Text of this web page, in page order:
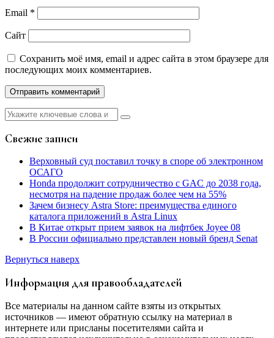
Email *
Сайт
Сохранить моё имя, email и адрес сайта в этом браузере для
последующих моих комментариев.
Найти:
Свежие записи
Верховный суд поставил точку в споре об электронном
ОСАГО
Honda продолжит сотрудничество с GAC до 2038 года,
несмотря на падение продаж более чем на 55%
Зачем бизнесу Astra Store: преимущества единого
каталога приложений в Astra Linux
В Китае открыт прием заявок на лифтбек Joyee 08
В России официально представлен новый бренд Senat
Вернуться наверх
Информация для правообладателей
Все материалы на данном сайте взяты из открытых
источников — имеют обратную ссылку на материал в
интернете или присланы посетителями сайта и